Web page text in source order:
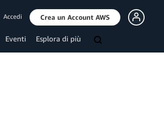
Accedi Crea un Account AWS
Eventi Esplora di più